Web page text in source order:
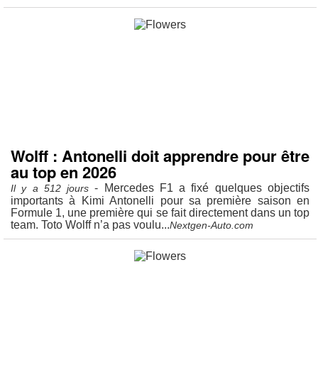
Wolff : Antonelli doit apprendre pour être
au top en 2026
Il y a 512 jours - Mercedes F1 a fixé quelques objectifs
importants à Kimi Antonelli pour sa première saison en
Formule 1, une première qui se fait directement dans un top
team. Toto Wolff n’a pas voulu...Nextgen-Auto.com